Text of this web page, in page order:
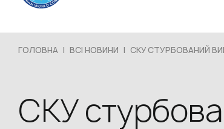
ГОЛОВНА | ВСІ НОВИНИ | СКУ СТУРБОВАНИЙ
СКУ